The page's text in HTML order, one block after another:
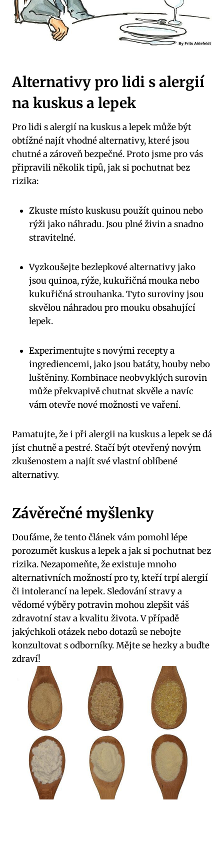
Alternativy pro lidi s alergií
na kuskus a lepek
Pro lidi s alergií na kuskus a lepek může být
obtížné najít vhodné alternativy, které jsou
chutné a zároveň bezpečné. Proto jsme pro vás
připravili několik tipů, jak si pochutnat bez
rizika:
Zkuste místo kuskusu použít quinou nebo
rýži jako náhradu. Jsou plné živin a snadno
stravitelné.
Vyzkoušejte bezlepkové alternativy jako
jsou quinoa, rýže, kukuřičná mouka nebo
kukuřičná strouhanka. Tyto suroviny jsou
skvělou náhradou pro mouku obsahující
lepek.
Experimentujte s novými recepty a
ingrediencemi, jako jsou batáty, houby nebo
luštěniny. Kombinace neobvyklých surovin
může překvapivě chutnat skvěle a navíc
vám otevře nové možnosti ve vaření.
Pamatujte, že i při alergii na kuskus a lepek se dá
jíst chutně a pestré. Stačí být otevřený novým
zkušenostem a najít své vlastní oblíbené
alternativy.
Závěrečné myšlenky
Doufáme, že tento článek vám pomohl lépe
porozumět kuskus a lepek a jak si pochutnat bez
rizika. Nezapomeňte, že existuje mnoho
alternativních možností pro ty, kteří trpí alergií
či intolerancí na lepek. Sledování stravy a
vědomé výběry potravin mohou zlepšit váš
zdravotní stav a kvalitu života. V případě
jakýchkoli otázek nebo dotazů se nebojte
konzultovat s odborníky. Mějte se hezky a buďte
zdraví!